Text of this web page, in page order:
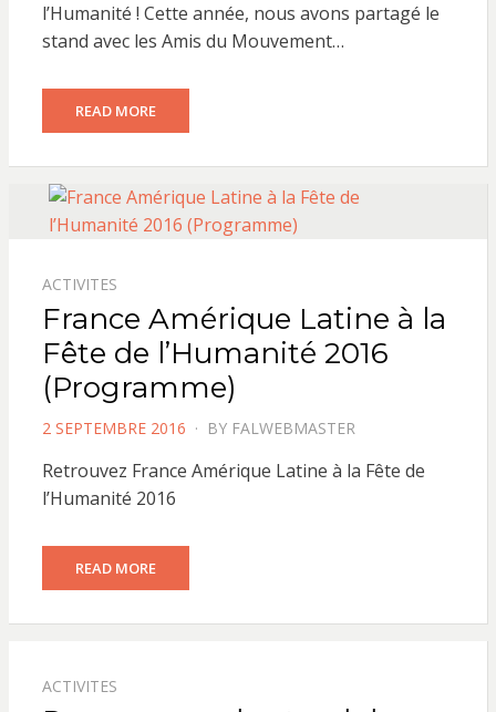
l’Humanité ! Cette année, nous avons partagé le
stand avec les Amis du Mouvement…
READ MORE
ACTIVITES
France Amérique Latine à la
Fête de l’Humanité 2016
(Programme)
POSTED
2 SEPTEMBRE 2016 BY FALWEBMASTER
Retrouvez France Amérique Latine à la Fête de
l’Humanité 2016
READ MORE
ACTIVITES